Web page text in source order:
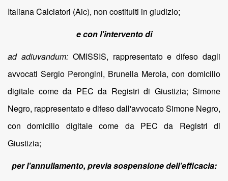
Italiana Calciatori (Aic), non costituiti in giudizio;
e con l'intervento di
ad adiuvandum:OMISSIS, rappresentato e difeso dagli
avvocati Sergio Perongini, Brunella Merola, con domicilio
digitale come da PEC da Registri di Giustizia; Simone
Negro, rappresentato e difeso dall'avvocato Simone Negro,
con domicilio digitale come da PEC da Registri di
Giustizia;
per l'annullamento, previa sospensione dell’efficacia: